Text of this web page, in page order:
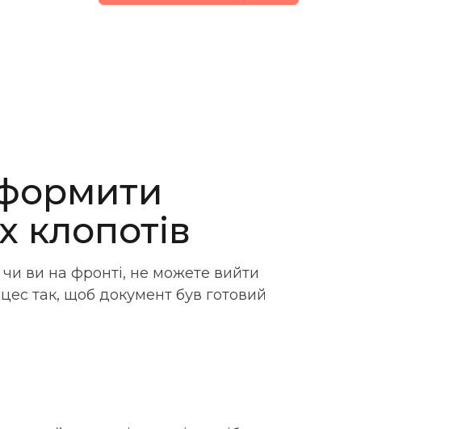
клопотів
ви на фронті, не можете вийти
так, щоб документ був готовий